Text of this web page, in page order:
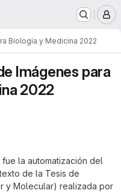
Biología y Medicina 2022
Imágenes para
2022
la automatización del
de la Tesis de
y Molecular) realizada por